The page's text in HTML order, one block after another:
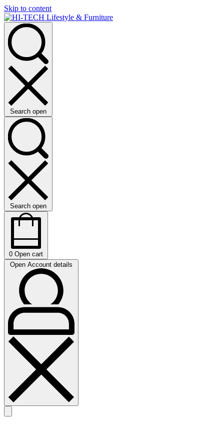
Skip to content
Search open
Search open
0 Open cart
Open Account details